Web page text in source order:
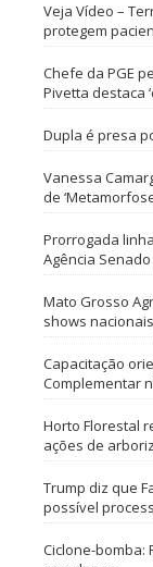
Veja Vídeo –
protegem
Chefe da PGE
Pivetta destaca
Dupla é presa
Vanessa
de
Prorrogada
Agência Senado
Mato Grosso
shows
Capacitação
Complementar
Horto Florestal
ações de
Trump diz que
possível
Ciclone-bomba: